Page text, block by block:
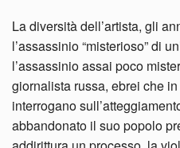
La diversità dell’artista, gli
l’assassinio “misterioso” di
l’assassinio assai poco
giornalista russa, ebrei che
interrogano
abbandonato il suo popolo